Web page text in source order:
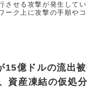
させる攻撃が発生して
ーク上に攻撃の手順や
億ドルの流出
資産凍結の仮処